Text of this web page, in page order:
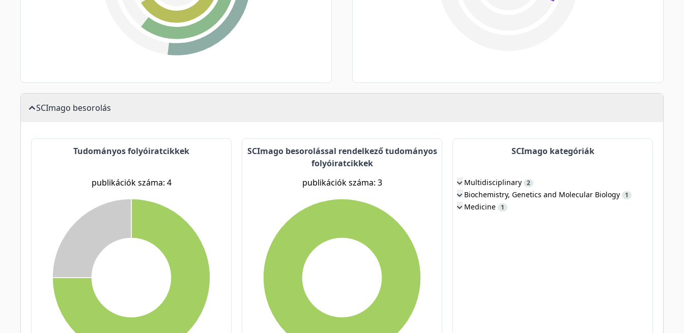
SCImago besorolás
Tudományos folyóiratcikkek
publikációk száma: 4
SCImago besorolással rendelkező tudományos
folyóiratcikkek
publikációk száma: 3
SCImago kategóriák
Multidisciplinary 2
Biochemistry, Genetics and Molecular Biology 1
Medicine 1